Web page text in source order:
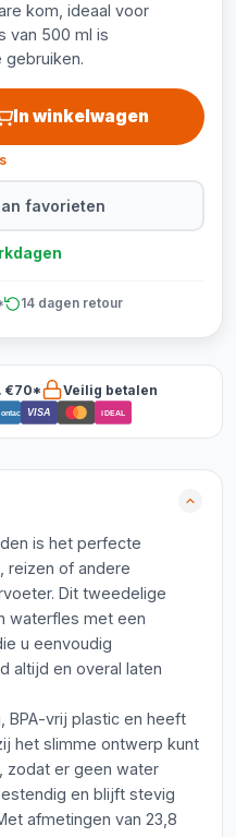
kom, ideaal voor
van 500 ml is
In winkelwagen
favorieten
14 dagen retour
€70*
Veilig betalen
VISA iDEAL
is het perfecte
reizen of andere
Dit tweedelige
waterfles met een
u eenvoudig
altijd en overal laten
BPA-vrij plastic en heeft
het slimme ontwerp kunt
zodat er geen water
en blijft stevig
afmetingen van 23,8